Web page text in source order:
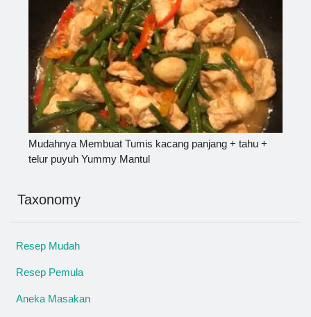
Mudahnya Membuat Tumis kacang panjang + tahu +
telur puyuh Yummy Mantul
Taxonomy
Resep Mudah
Resep Pemula
Aneka Masakan